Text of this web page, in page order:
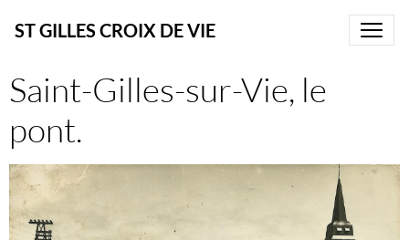
ST GILLES CROIX DE VIE
Saint-Gilles-sur-Vie, le
pont.